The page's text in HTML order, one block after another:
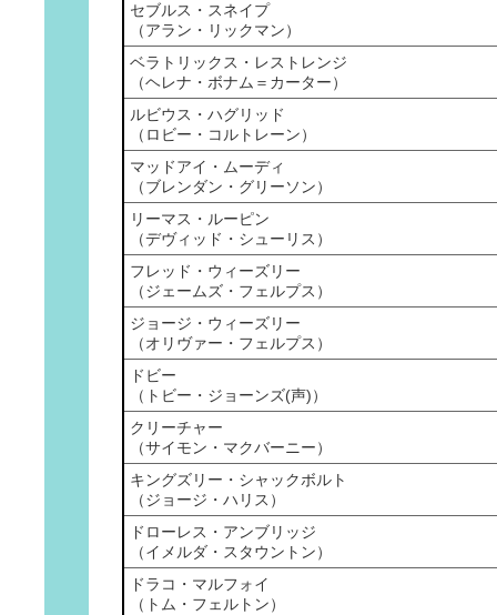
セブルス・スネイプ
（アラン・リックマン）
ベラトリックス・レストレンジ
（ヘレナ・ボナム＝カーター）
ルビウス・ハグリッド
（ロビー・コルトレーン）
マッドアイ・ムーディ
（ブレンダン・グリーソン）
リーマス・ルーピン
（デヴィッド・シューリス）
フレッド・ウィーズリー
（ジェームズ・フェルプス）
ジョージ・ウィーズリー
（オリヴァー・フェルプス）
ドビー
（トビー・ジョーンズ(声)）
クリーチャー
（サイモン・マクバーニー）
キングズリー・シャックボルト
（ジョージ・ハリス）
ドローレス・アンブリッジ
（イメルダ・スタウントン）
ドラコ・マルフォイ
（トム・フェルトン）